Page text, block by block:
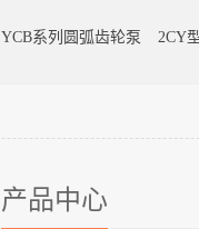
YCB系列圆弧齿轮泵 2CY
产品中心